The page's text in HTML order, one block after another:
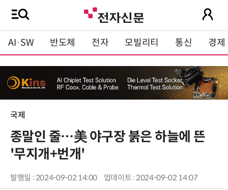
AI·SW 반도체 전자 모빌리티 통신 경제
국제
종말인 줄…美 야구장 붉은 하늘에 뜬
'무지개+번개'
발행일 : 2024-09-02 14:00 업데이트 : 2024-09-02 14:07